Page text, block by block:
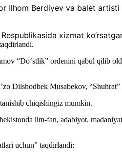
Berdiyev va balet artisti
xizmat
“Doʻstlik” ordenini qabul
Dilshodbek Musabekov,
chiqishingiz mumkin.
ilm-fan, adabiyot,
uchun” taqdirlandi: